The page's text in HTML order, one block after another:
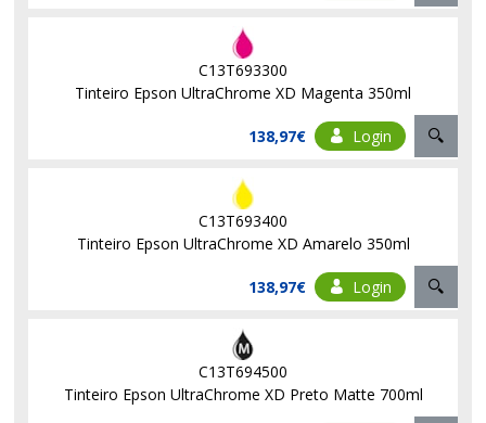
C13T693300
Tinteiro Epson UltraChrome XD Magenta 350ml
138,97€ Login
C13T693400
Tinteiro Epson UltraChrome XD Amarelo 350ml
138,97€ Login
C13T694500
Tinteiro Epson UltraChrome XD Preto Matte 700ml